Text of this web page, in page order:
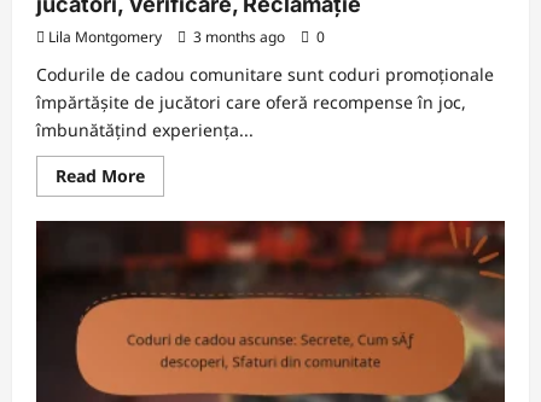
Lila Montgomery 3 months ago 0
Codurile de cadou comunitare sunt coduri promoționale
împărtășite de jucători care oferă recompense în joc,
îmbunătățind experiența...
Read MoreRead
more
Coduri
cadou
Partajate
Verificare,
Reclamație